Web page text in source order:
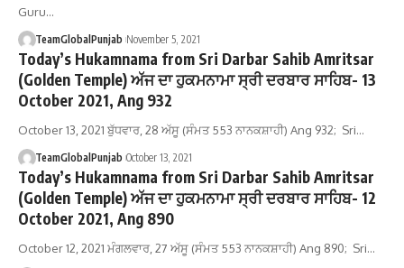
Guru…
TeamGlobalPunjab November 5, 2021
Today’s Hukamnama from Sri Darbar Sahib Amritsar
(Golden Temple) ਅੱਜ ਦਾ ਹੁਕਮਨਾਮਾ ਸ੍ਰੀ ਦਰਬਾਰ ਸਾਹਿਬ- 13
October 2021, Ang 932
October 13, 2021 ਬੁੱਧਵਾਰ, 28 ਅੱਸੂ (ਸੰਮਤ 553 ਨਾਨਕਸ਼ਾਹੀ) Ang 932; Sri…
TeamGlobalPunjab October 13, 2021
Today’s Hukamnama from Sri Darbar Sahib Amritsar
(Golden Temple) ਅੱਜ ਦਾ ਹੁਕਮਨਾਮਾ ਸ੍ਰੀ ਦਰਬਾਰ ਸਾਹਿਬ- 12
October 2021, Ang 890
October 12, 2021 ਮੰਗਲਵਾਰ, 27 ਅੱਸੂ (ਸੰਮਤ 553 ਨਾਨਕਸ਼ਾਹੀ) Ang 890; Sri…